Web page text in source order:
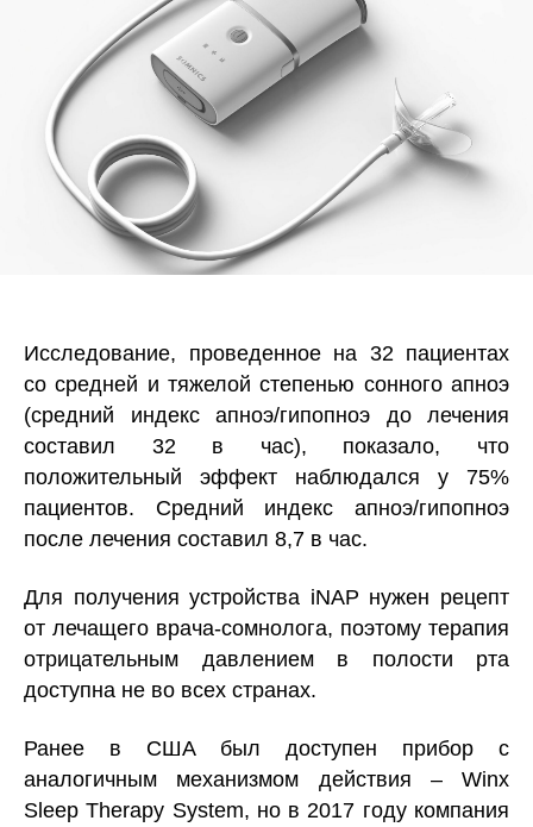
Исследование, проведенное на 32 пациентах
со средней и тяжелой степенью сонного апноэ
(средний индекс апноэ/гипопноэ до лечения
составил 32 в час), показало, что
положительный эффект наблюдался у 75%
пациентов. Средний индекс апноэ/гипопноэ
после лечения составил 8,7 в час.
Для получения устройства iNAP нужен рецепт
от лечащего врача-сомнолога, поэтому терапия
отрицательным давлением в полости рта
доступна не во всех странах.
Ранее в США был доступен прибор с
аналогичным механизмом действия – Winx
Sleep Therapy System, но в 2017 году компания